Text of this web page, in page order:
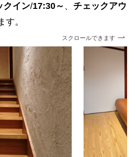
クイン/17:30～ 、 チェックアウ
す。
スクロールできます